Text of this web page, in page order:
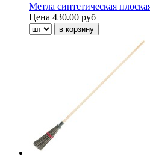
Метла синтетическая
Цена 430.00 руб